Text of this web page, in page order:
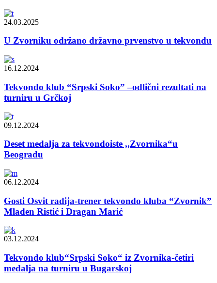
24.03.2025
U Zvorniku održano državno prvenstvo u tekvondu
16.12.2024
Tekvondo klub “Srpski Soko” –odlični rezultati na
turniru u Grčkoj
09.12.2024
Deset medalja za tekvondoiste ,,Zvornika“u
Beogradu
06.12.2024
Gosti Osvit radija-trener tekvondo kluba “Zvornik”
Mladen Ristić i Dragan Marić
03.12.2024
Tekvondo klub“Srpski Soko“ iz Zvornika-četiri
medalja na turniru u Bugarskoj